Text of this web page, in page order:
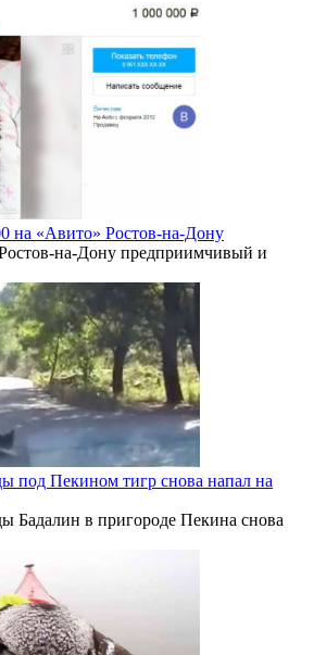
на «Авито» Ростов-на-Дону
на-Дону предприимчивый и
под Пекином тигр снова напал на
Бадалин в пригороде Пекина снова